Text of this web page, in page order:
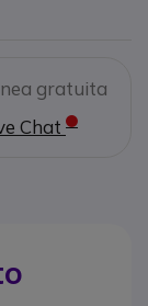
gratuita
Chat